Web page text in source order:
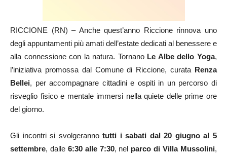
RICCIONE (RN) – Anche quest’anno Riccione rinnova uno
degli appuntamenti più amati dell’estate dedicati al benessere e
alla connessione con la natura. Tornano Le Albe dello Yoga,
l’iniziativa promossa dal Comune di Riccione, curata Renza
Bellei, per accompagnare cittadini e ospiti in un percorso di
risveglio fisico e mentale immersi nella quiete delle prime ore
del giorno.
Gli incontri si svolgerannotutti i sabati dal 20 giugno al 5
settembre, dalle 6:30 alle 7:30, nel parco di Villa Mussolini,